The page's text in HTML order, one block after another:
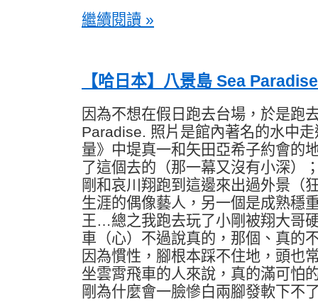
繼續閱讀 »
【哈日本】八景島 Sea Paradise
因為不想在假日跑去台場，於是跑
Paradise. 照片是館內著名的水中
量》中堤真一和矢田亞希子約會的
了這個去的（那一幕又沒有小深）
剛和哀川翔跑到這邊來出過外景（
生涯的偶像藝人，另一個是成熟穩
王…總之我跑去玩了小剛被翔大哥
車（心）不過說真的，那個、真的
因為慣性，腳根本踩不住地，頭也
坐雲霄飛車的人來說，真的滿可怕
剛為什麼會一臉慘白兩腳發軟下不